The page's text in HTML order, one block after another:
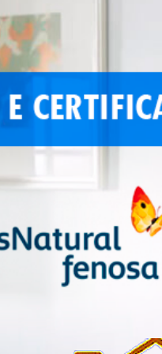
conserto de
conserto de
conserto
conserto de
conserto
conserto de
manutenção
conserto de